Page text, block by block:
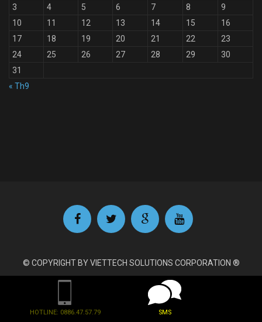
3
4 5 6 7 8
9
10
11 12 13 14 15
16
17
18 19 20 21 22
23
24
25 26 27 28 29
30
31
« Th9
HOTLINE: 0886.47.57.79 SMS
© COPYRIGHT BY VIETTECH SOLUTIONS CORPORATION ®